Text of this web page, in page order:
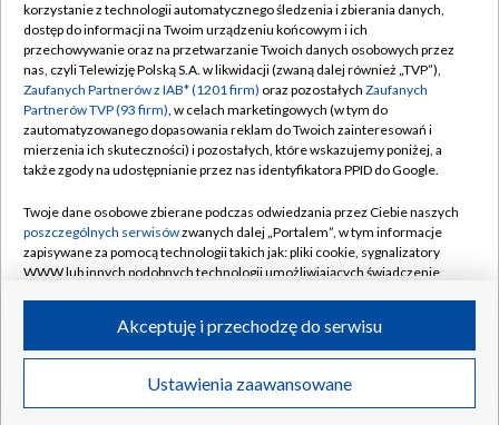
TVP
Abonament TVP
Emisja w TVP
Centrum informacji TVP
Naziemna Telewizja Cyfrowa
Rada Programowa
System NOS
Informacje o nadawcy
Program dla prasy
Ogłoszenie przetargowe
Regulamin TVP
Polityka prywatności
Moje zgody
Pomoc
Kontakt
Kanały
©2026 Telewizja Polska S.A. w likwidacji
korzystanie z technologii automatycznego śledzenia i zbierania danych,
dostęp do informacji na Twoim urządzeniu końcowym i ich
przechowywanie oraz na przetwarzanie Twoich danych osobowych przez
nas, czyli Telewizję Polską S.A. w likwidacji (zwaną dalej również „TVP”),
Zaufanych Partnerów z IAB* (1201 firm) oraz pozostałych Zaufanych
Partnerów TVP (93 firm), w celach marketingowych (w tym do
zautomatyzowanego dopasowania reklam do Twoich zainteresowań i
mierzenia ich skuteczności) i pozostałych, które wskazujemy poniżej, a
także zgody na udostępnianie przez nas identyfikatora PPID do Google.
Twoje dane osobowe zbierane podczas odwiedzania przez Ciebie naszych
poszczególnych serwisówzwanych dalej „Portalem”, w tym informacje
zapisywane za pomocą technologii takich jak: pliki cookie, sygnalizatory
WWW lub innych podobnych technologii umożliwiających świadczenie
ruchu w Internecie.
Twoje dane osobowe zbierane podczas odwiedzania przez Ciebie
poszczególnych serwisówna Portalu, takie jak adresy IP, identyfikatory
Ustawienia zaawansowane
Akceptuję i przechodzę do serwisu